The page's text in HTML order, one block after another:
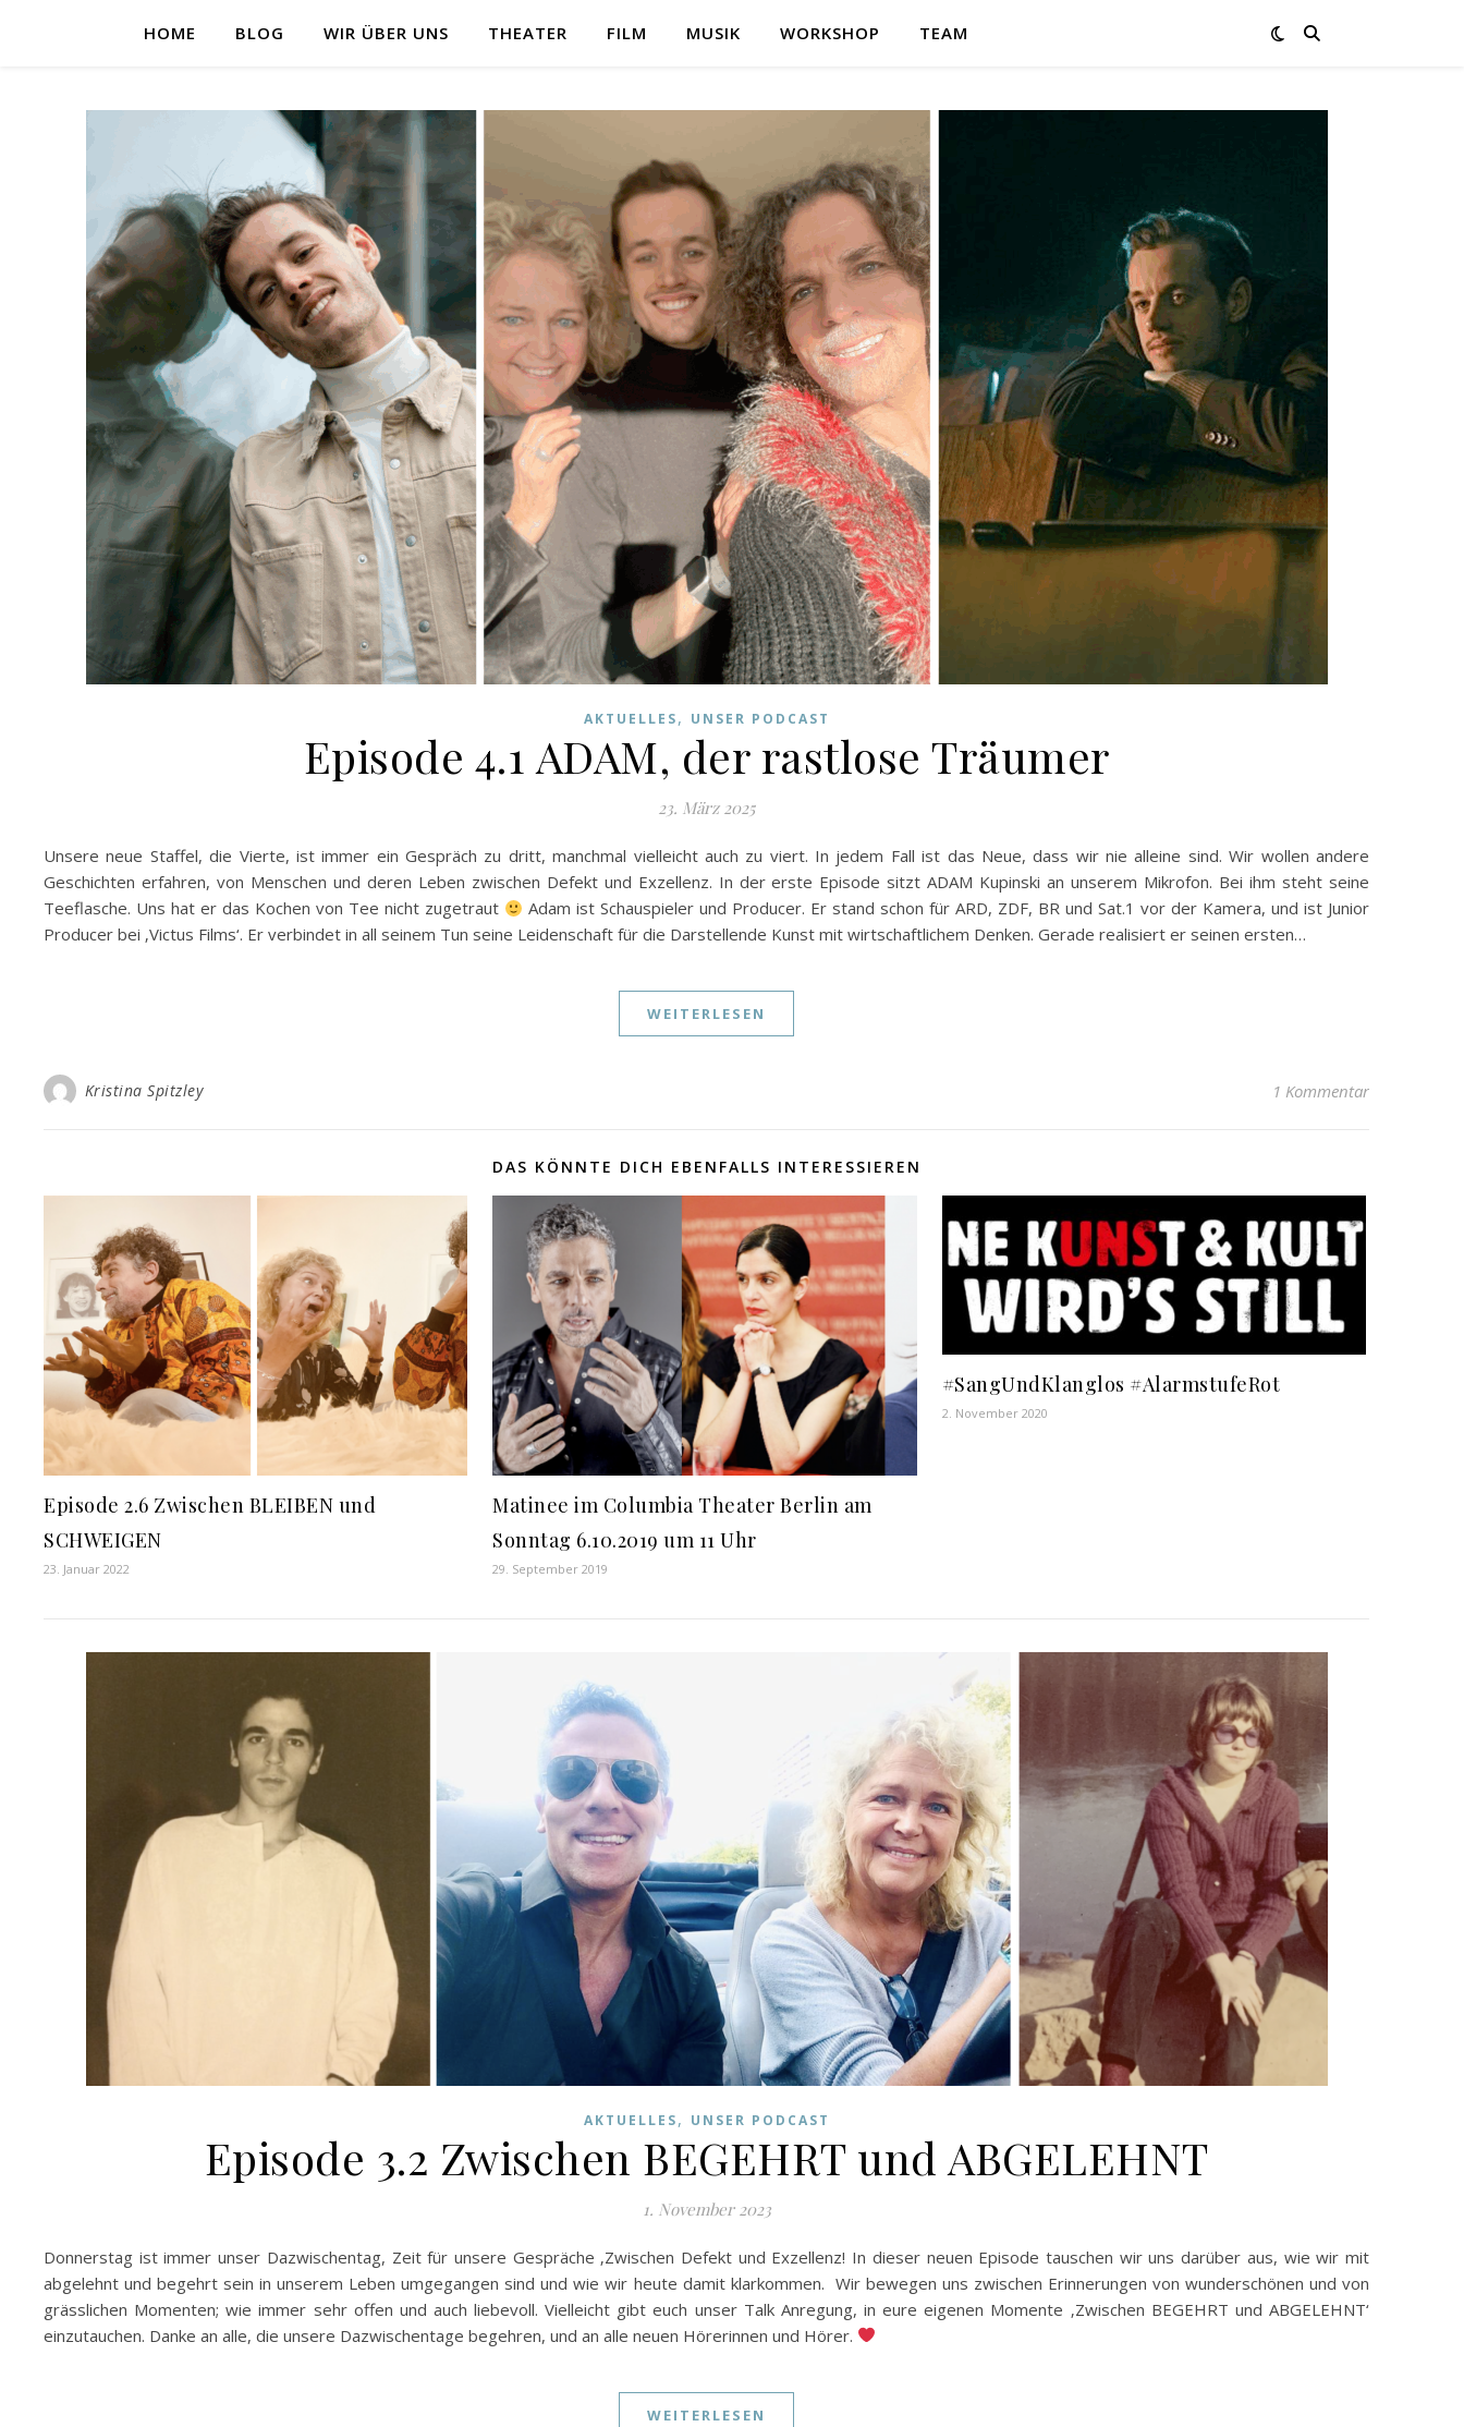
HOME BLOG WIR ÜBER UNS THEATER FILM MUSIK WORKSHOP TEAM
AKTUELLES, UNSER PODCAST
Episode 4.1 ADAM, der rastlose Träumer
23. März 2025
Unsere neue Staffel, die Vierte, ist immer ein Gespräch zu dritt, manchmal vielleicht auch zu viert. In jedem Fall ist das Neue, dass wir nie alleine sind. Wir wollen andere
Geschichten erfahren, von Menschen und deren Leben zwischen Defekt und Exzellenz. In der erste Episode sitzt ADAM Kupinski an unserem Mikrofon. Bei ihm steht seine
Teeflasche. Uns hat er das Kochen von Tee nicht zugetraut
Adam ist Schauspieler und Producer. Er stand schon für ARD, ZDF, BR und Sat.1 vor der Kamera, und ist Junior
Producer bei ‚Victus Films‘. Er verbindet in all seinem Tun seine Leidenschaft für die Darstellende Kunst mit wirtschaftlichem Denken. Gerade realisiert er seinen ersten…
WEITERLESEN
Kristina Spitzley 1 Kommentar
DAS KÖNNTE DICH EBENFALLS INTERESSIEREN
Episode 2.6 Zwischen BLEIBEN und
SCHWEIGEN
23. Januar 2022
Matinee im Columbia Theater Berlin am
Sonntag 6.10.2019 um 11 Uhr
29. September 2019
#SangUndKlanglos #AlarmstufeRot
2. November 2020
AKTUELLES, UNSER PODCAST
Episode 3.2 Zwischen BEGEHRT und ABGELEHNT
1. November 2023
Donnerstag ist immer unser Dazwischentag, Zeit für unsere Gespräche ‚Zwischen Defekt und Exzellenz! In dieser neuen Episode tauschen wir uns darüber aus, wie wir mit
abgelehnt und begehrt sein in unserem Leben umgegangen sind und wie wir heute damit klarkommen. Wir bewegen uns zwischen Erinnerungen von wunderschönen und von
grässlichen Momenten; wie immer sehr offen und auch liebevoll. Vielleicht gibt euch unser Talk Anregung, in eure eigenen Momente ‚Zwischen BEGEHRT und ABGELEHNT‘
einzutauchen. Danke an alle, die unsere Dazwischentage begehren, und an alle neuen Hörerinnen und Hörer.
WEITERLESEN